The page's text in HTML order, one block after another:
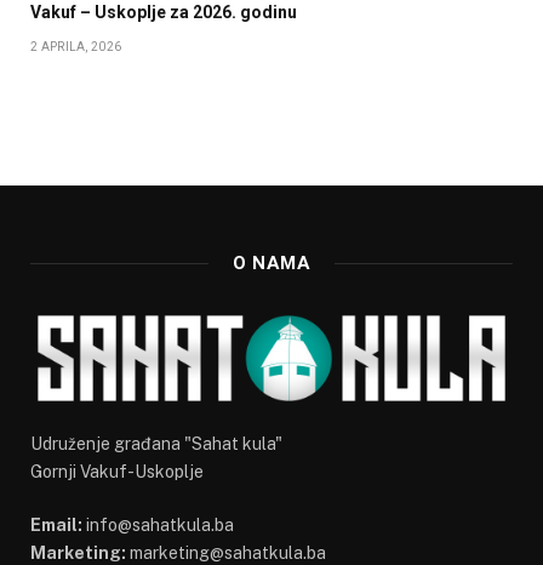
Vakuf – Uskoplje za 2026. godinu
2 APRILA, 2026
O NAMA
Udruženje građana "Sahat kula"
Gornji Vakuf-Uskoplje
Email: info@sahatkula.ba
Marketing: marketing@sahatkula.ba